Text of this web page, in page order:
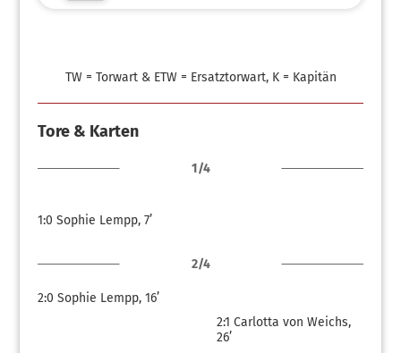
TW = Torwart & ETW = Ersatztorwart, K = Kapitän
Tore & Karten
1/4
1:0 Sophie Lempp, 7’
2/4
2:0 Sophie Lempp, 16’
2:1 Carlotta von Weichs,
26’